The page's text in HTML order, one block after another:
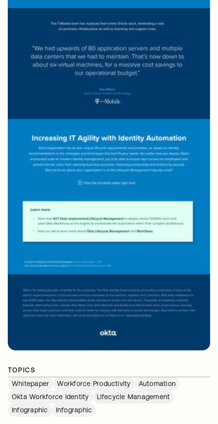
TOPICS
Whitepaper
Workforce Productivity
Automation
Okta Workforce Identity
Lifecycle Management
Infographic
Infographic